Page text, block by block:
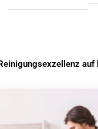
auf